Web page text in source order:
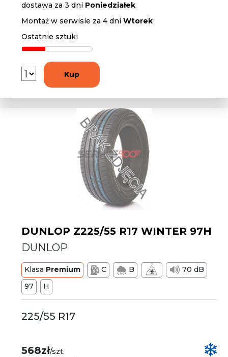
dostawa za 3 dni Poniedziałek
Montaż w serwisie za 4 dniWtorek
Ostatnie sztuki
Kup
DUNLOP Z225/55 R17 WINTER 97H
DUNLOP
Klasa Premium C B
70 dB
97
H
225/55 R17
568zł/szt.